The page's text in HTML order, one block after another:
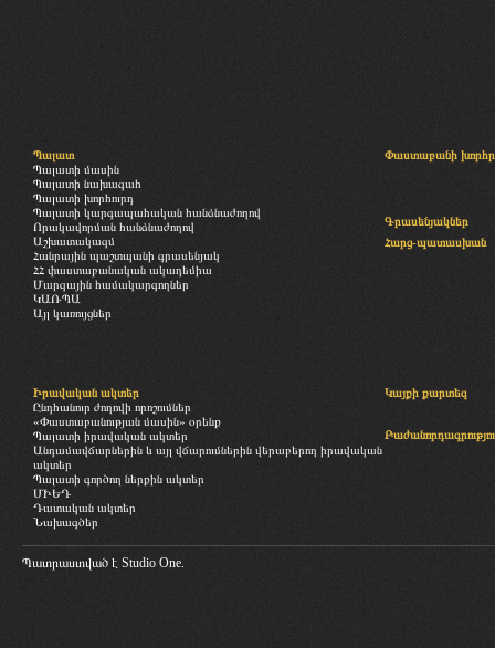
Պալատ
Պալատի մասին
Պալատի նախագահ
Պալատի խորհուրդ
Պալատի կարգապահական հանձնաժողով
Որակավորման հանձնաժողով
Աշխատակազմ
Հանրային պաշտպանի գրասենյակ
ՀՀ փաստաբանական ակադեմիա
Մարզային համակարգողներ
ԿԱՌՊԱ
Այլ կառույցներ
Փաստաբանի
Գրասենյակներ
Հարց-պատասխան
Իրավական ակտեր
Ընդհանուր ժողովի որոշումներ
«Փաստաբանության մասին» օրենք
Պալատի իրավական ակտեր
Անդամավճարներին և այլ վճարումներին վերաբերող իրավական
ակտեր
Պալատի գործող ներքին ակտեր
ՄԻԵԴ
Դատական ակտեր
Նախագծեր
Կայքի քարտեզ
Պատրաստված է Studio One.